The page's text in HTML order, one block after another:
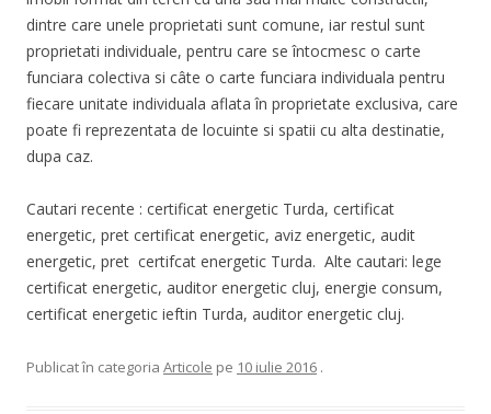
dintre care unele proprietati sunt comune, iar restul sunt
proprietati individuale, pentru care se întocmesc o carte
funciara colectiva si câte o carte funciara individuala pentru
fiecare unitate individuala aflata în proprietate exclusiva, care
poate fi reprezentata de locuinte si spatii cu alta destinatie,
dupa caz.
Cautari recente : certificat energetic Turda, certificat
energetic, pret certificat energetic, aviz energetic, audit
energetic, pret certifcat energetic Turda. Alte cautari: lege
certificat energetic, auditor energetic cluj, energie consum,
certificat energetic ieftin Turda, auditor energetic cluj.
Publicat în categoria Articole pe 10 iulie 2016 .